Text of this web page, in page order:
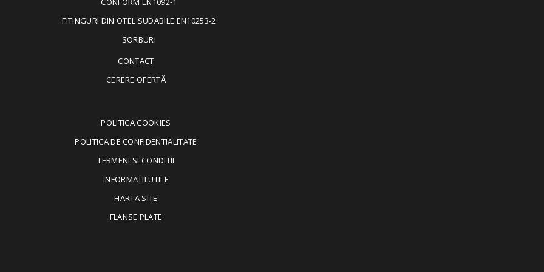
FITINGURI DIN OTEL SUDABILE EN10253-2
SORBURI
CONTACT
CERERE OFERTĂ
POLITICA COOKIES
POLITICA DE CONFIDENTIALITATE
TERMENI SI CONDITII
INFORMATII UTILE
HARTA SITE
FLANSE PLATE